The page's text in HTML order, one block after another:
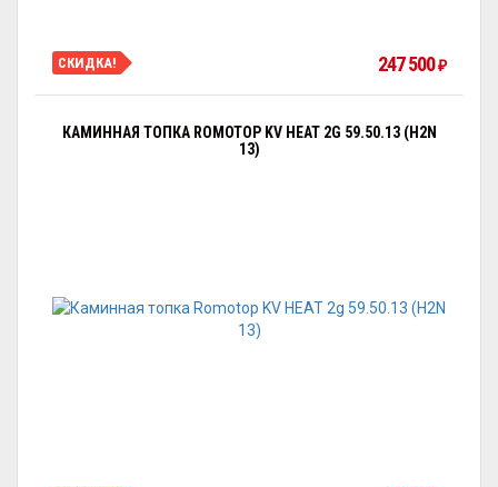
СКИДКА! 247 500 ₽
КАМИННАЯ ТОПКА ROMOTOP KV HEAT 2G 59.50.13 (H2N
13)